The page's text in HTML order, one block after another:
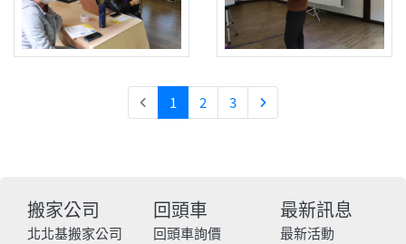
1 2 3
搬家公司
北北基搬家公司
回頭車
回頭車詢價
最新訊息
最新活動